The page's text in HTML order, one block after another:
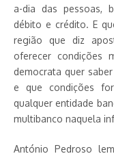
a-dia das pessoas,
débito e crédito. E
região que diz
oferecer condições
democrata quer
e que condições
qualquer entidade
multibanco naquela
António Pedroso